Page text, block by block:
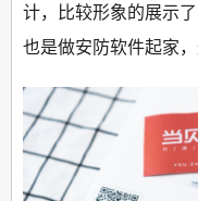
计，比较形象的展示
也是做安防软件起家